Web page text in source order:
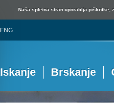
Naša spletna stran uporablja piškotke,
ENG
Iskanje Brskanje